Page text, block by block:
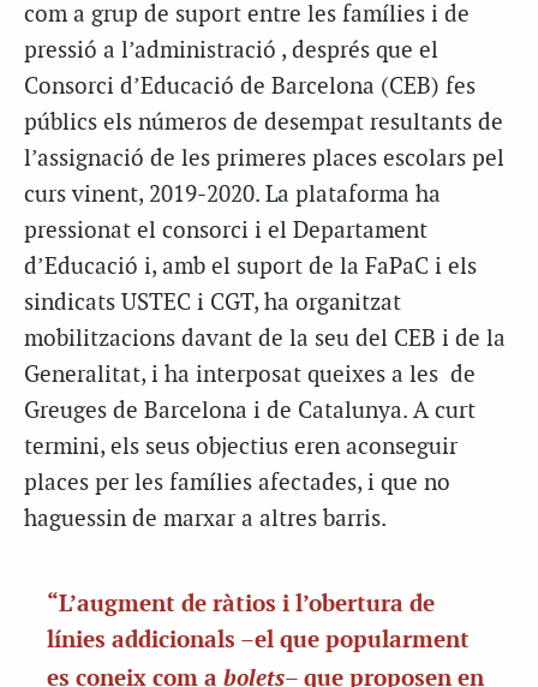
com a grup de suport entre les famílies i de
pressió a l’administració , després que el
Consorci d’Educació de Barcelona (CEB) fes
públics els números de desempat resultants de
l’assignació de les primeres places escolars pel
curs vinent, 2019-2020. La plataforma ha
pressionat el consorci i el Departament
d’Educació i, amb el suport de la FaPaC i els
sindicats USTEC i CGT, ha organitzat
mobilitzacions davant de la seu del CEB i de la
Generalitat, i ha interposat queixes a les de
Greuges de Barcelona i de Catalunya. A curt
termini, els seus objectius eren aconseguir
places per les famílies afectades, i que no
haguessin de marxar a altres barris.
“L’augment de ràtios i l’obertura de
línies addicionals –el que popularment
es coneix com a bolets– que proposen en